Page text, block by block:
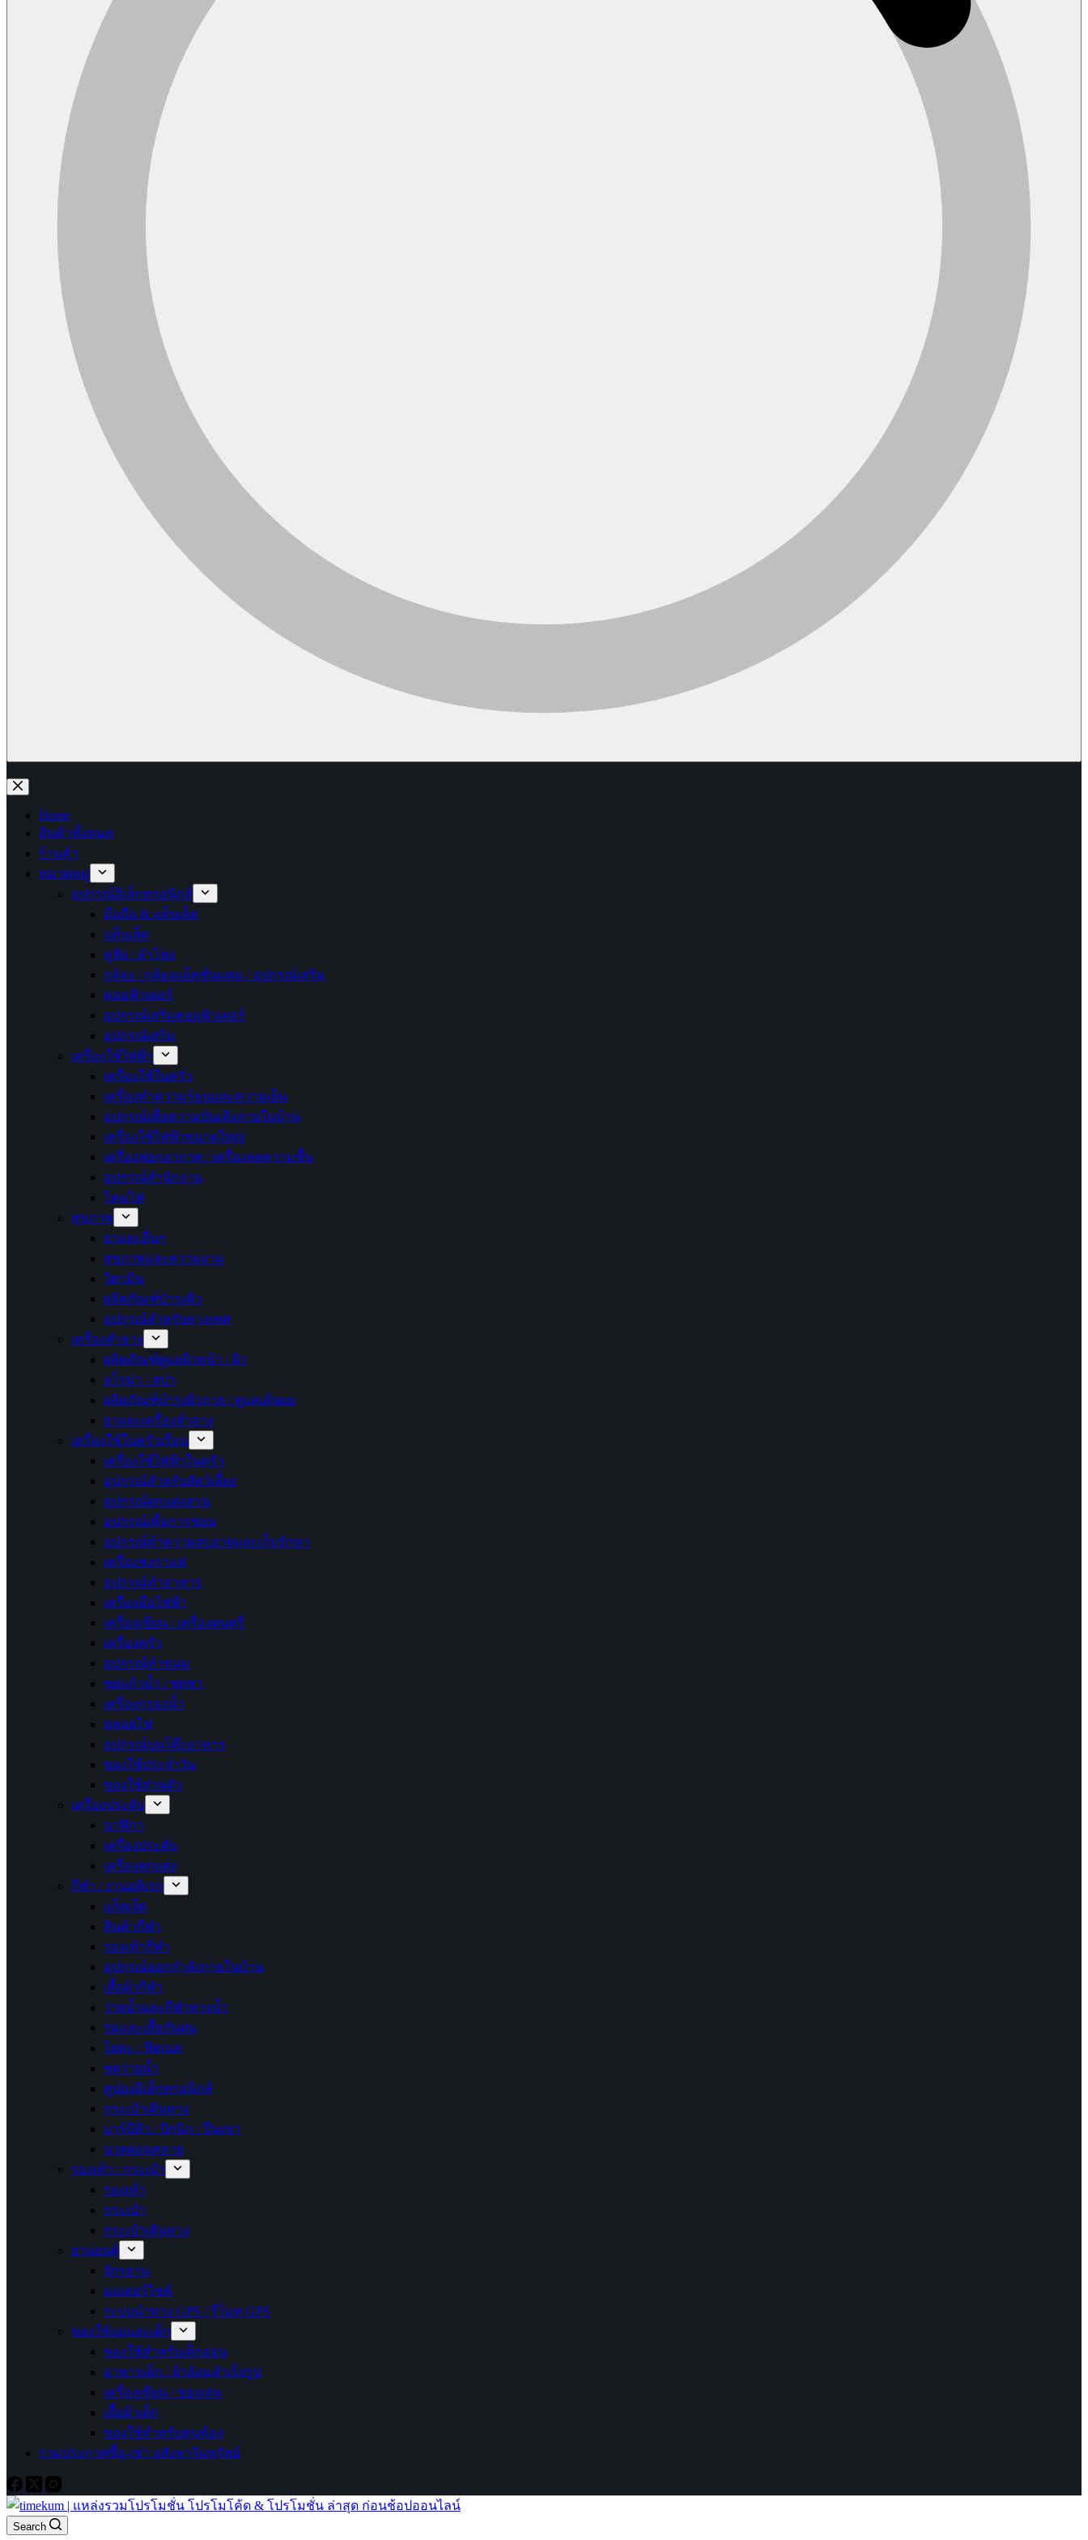
No
results
Home
สินค้าทั้งหมด
ร้านค้า
หมวดหมู่
อุปกรณ์อิเล็กทรอนิกส์
มือถือ & แท็บเล็ต
แท็บเล็ต
หูฟัง / ลำโพง
กล้อง / กล้องแอ็คชั่นแคม / อุปกรณ์เสริม
คอมพิวเตอร์
อุปกรณ์เสริมคอมพิวเตอร์
อุปกรณ์เสริม
เครื่องใช้ไฟฟ้า
เครื่องใช้ในครัว
เครื่องทำความร้อนและความเย็น
อุปกรณ์เพื่อความบันเทิงภายในบ้าน
เครื่องใช้ไฟฟ้าขนาดใหญ่
เครื่องฟอกอากาศ / เครื่องลดความชื้น
อุปกรณ์สำนักงาน
โคมไฟ
สุขภาพ
ยาและอื่นๆ
สุขภาพและความงาม
วิตามิน
ผลิตภัณฑ์บำรุงผิว
อุปกรณ์สำหรับทางเพศ
เครื่องสำอาง
ผลิตภัณฑ์ดูแลผิวหน้า / ผิว
อโรม่า / สปา
ผลิตภัณฑ์บำรุงผิวกาย / ดูแลเส้นผม
ยาและเครื่องสำอาง
เครื่องใช้ในครัวเรือน
เครื่องใช้ไฟฟ้าในครัว
อุปกรณ์สำหรับสัตว์เลี้ยง
อุปกรณ์ตกแต่งสวน
อุปกรณ์เพื่อการซ่อม
อุปกรณ์ทำความสะอาดและเก็บรักษา
เครื่องชงกาแฟ
อุปกรณ์ทำอาหาร
เครื่องมือไฟฟ้า
เครื่องเขียน / เครื่องดนตรี
เครื่องครัว
อุปกรณ์ทำขนม
ชุดแก้วน้ำ / ชุดชา
เครื่องกรองน้ำ
หลอดไฟ
อุปกรณ์บนโต๊ะอาหาร
ของใช้ประจำวัน
ของใช้ส่วนตัว
เครื่องประดับ
นาฬิกา
เครื่องประดับ
เครื่องตกแต่ง
กีฬา / งานอดิเรก
แก็ดเจ็ต
สินค้ากีฬา
รองเท้ากีฬา
อุปกรณ์ออกกำลังกายในบ้าน
เสื้อผ้ากีฬา
ว่ายน้ำและกีฬาทางน้ำ
ร่มและเสื้อกันฝน
โยคะ / ฟิตเนส
ชุดว่ายน้ำ
คูปองอิเล็กทรอนิกส์
กระเป๋าเดินทาง
บาร์บีคิว / ปิกนิก / ปีนเขา
นวดผ่อนคลาย
รองเท้า / กระเป๋า
รองเท้า
กระเป๋า
กระเป๋าเดินทาง
ยานยนต์
จักรยาน
มอเตอร์ไซค์
ระบบนำทาง GPS / รีโมท GPS
ของใช้แม่และเด็ก
ของใช้สำหรับเด็กอ่อน
อาหารเด็ก / ผ้าอ้อมสำเร็จรูป
เครื่องเขียน / ของเล่น
เสื้อผ้าเด็ก
ของใช้สำหรับคนท้อง
รวมประกาศซื้อ-เช่า อสังหาริมทรัพย์
Search